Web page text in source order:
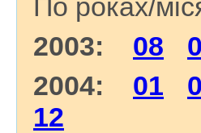
По роках/
2003: 08
2004: 01
12